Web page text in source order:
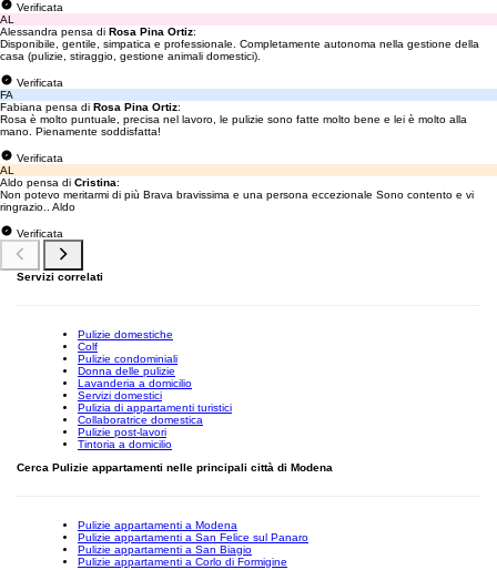
Verificata
AL
Alessandra pensa di Rosa Pina Ortiz:
Disponibile, gentile, simpatica e professionale. Completamente autonoma nella gestione della
casa (pulizie, stiraggio, gestione animali domestici).
Verificata
FA
Fabiana pensa di Rosa Pina Ortiz:
Rosa è molto puntuale, precisa nel lavoro, le pulizie sono fatte molto bene e lei è molto alla
mano. Pienamente soddisfatta!
Verificata
AL
Aldo pensa di Cristina:
Non potevo meritarmi di più Brava bravissima e una persona eccezionale Sono contento e vi
ringrazio.. Aldo
Verificata
Servizi correlati
Pulizie domestiche
Colf
Pulizie condominiali
Donna delle pulizie
Lavanderia a domicilio
Servizi domestici
Pulizia di appartamenti turistici
Collaboratrice domestica
Pulizie post-lavori
Tintoria a domicilio
Cerca Pulizie appartamenti nelle principali città di Modena
Pulizie appartamenti a Modena
Pulizie appartamenti a San Felice sul Panaro
Pulizie appartamenti a San Biagio
Pulizie appartamenti a Corlo di Formigine